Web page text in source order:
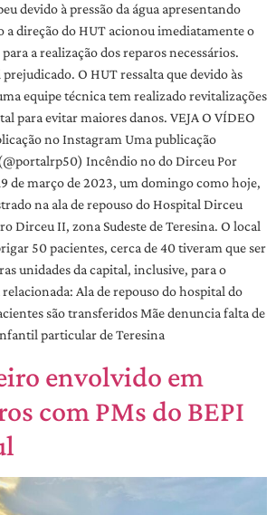
devido à pressão da água apresentando
a direção do HUT acionou imediatamente o
a realização dos reparos necessários.
O HUT ressalta que devido às
equipe técnica tem realizado revitalizações
para evitar maiores danos. VEJA O VÍDEO
no Instagram Uma publicação
Incêndio no do Dirceu Por
de março de 2023, um domingo como hoje,
na ala de repouso do Hospital Dirceu
Dirceu II, zona Sudeste de Teresina. O local
50 pacientes, cerca de 40 tiveram que ser
unidades da capital, inclusive, para o
Ala de repouso do hospital do
são transferidos Mãe denuncia falta de
particular de Teresina
envolvido em
com PMs do BEPI